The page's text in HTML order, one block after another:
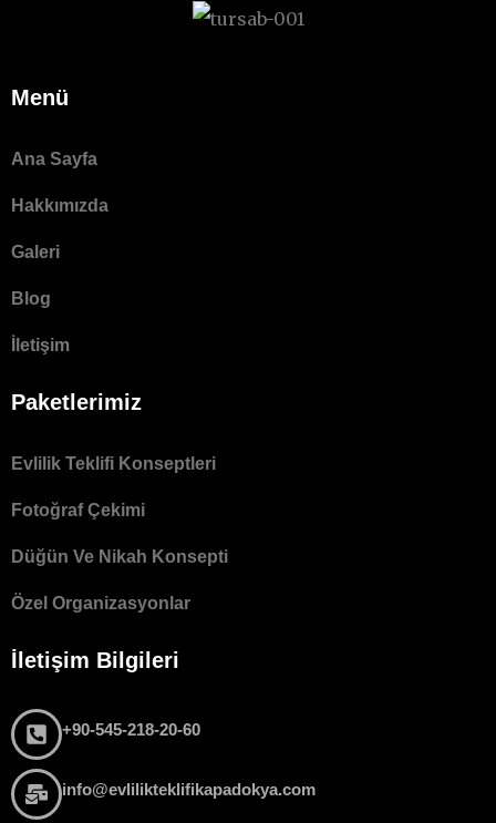
Menü
Ana Sayfa
Hakkımızda
Galeri
Blog
İletişim
Paketlerimiz
Evlilik Teklifi Konseptleri
Fotoğraf Çekimi
Düğün Ve Nikah Konsepti
Özel Organizasyonlar
İletişim Bilgileri
+90-545-218-20-60
info@evlilikteklifikapadokya.com